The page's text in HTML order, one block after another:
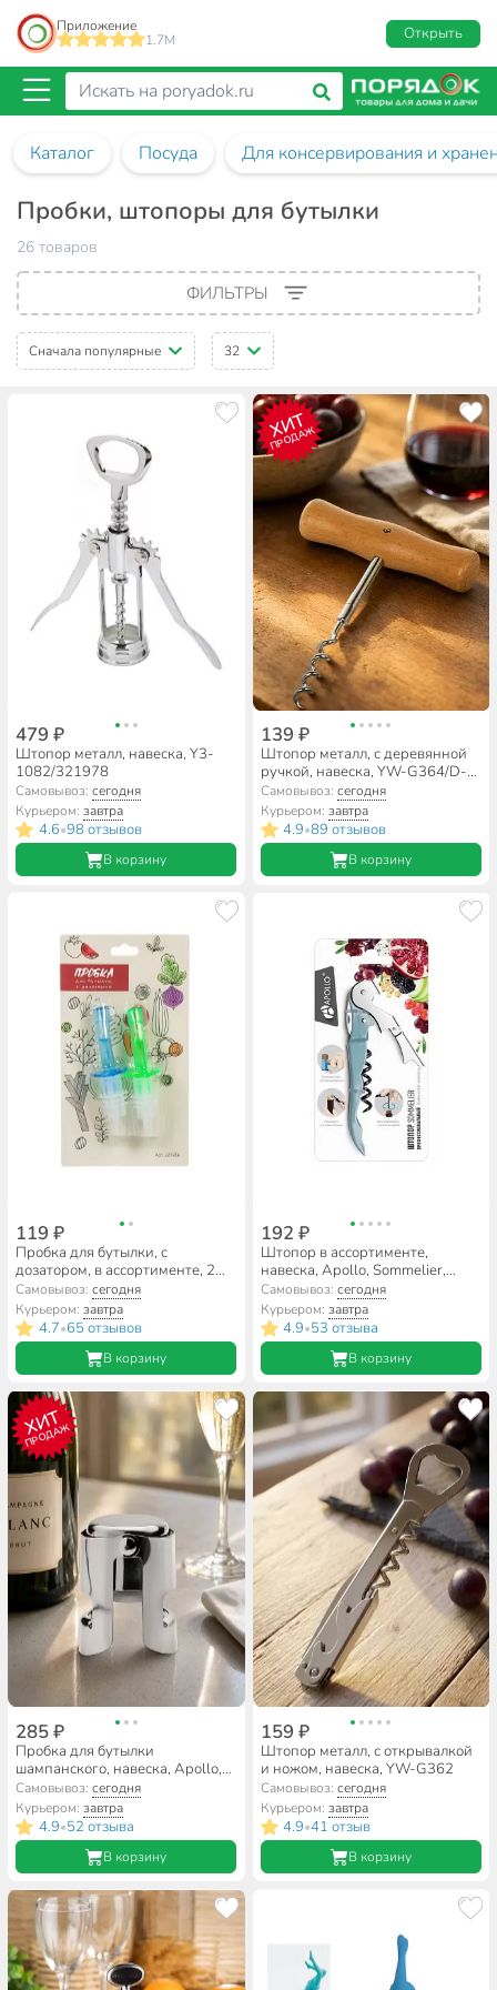
Приложение
1.7M
Открыть
Каталог Посуда Для консервирования и
Пробки, штопоры для бутылки
26 товаров
ФИЛЬТРЫ
Сначала популярные 32
479 ₽
Штопор металл, навеска, Y3-
1082/321978
Самовывоз:сегодня
Курьером:завтра
4.6•98 отзывов
В корзину
ХИТ
ПРОДАЖ
139 ₽
Штопор металл, с деревянной
ручкой, навеска, YW-G364/D-
048
Самовывоз: сегодня
Курьером: завтра
4.9•89 отзывов
В корзину
119 ₽
Пробка для бутылки, с
дозатором, в ассортименте, 2
шт, навеска, Y3-1057
Самовывоз:сегодня
Курьером:завтра
4.7•65 отзывов
В корзину
192 ₽
Штопор в ассортименте,
навеска, Apollo, Sommelier,
SMR-01
Самовывоз: сегодня
Курьером: завтра
4.9•53 отзыва
В корзину
ХИТ
ПРОДАЖ
285 ₽
Пробка для бутылки
шампанского, навеска, Apollo,
Rioja, Rio01
Самовывоз:сегодня
Курьером:завтра
4.9•52 отзыва
В корзину
159 ₽
Штопор металл, с открывалкой
и ножом, навеска, YW-G362
Самовывоз: сегодня
Курьером: завтра
4.9•41 отзыв
В корзину